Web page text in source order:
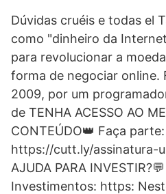
Dúvidas cruéis e todas el
como "dinheiro da
para revolucionar a
forma de negociar online.
2009, por um
de TENHA ACESSO AO
CONTEÚDO👑 Faça parte:
https://cutt.ly/assinatura-
AJUDA PARA
Investimentos: https: